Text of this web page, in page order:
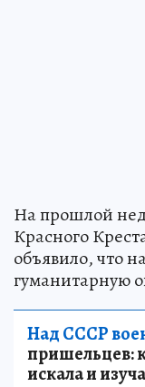
На прошлой
Красного
объявило, что
гуманитарную
Над СССР
пришельцев:
искала и